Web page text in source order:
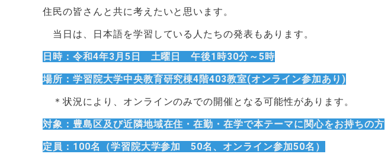
住民の皆さんと共に考えたいと思います。
当日は、日本語を学習している人たちの発表もあります。
日時：令和4年3月5日 土曜日 午後1時30分～5時
場所：学習院大学中央教育研究棟4階403教室(オンライン参加あり)
＊状況により、オンラインのみでの開催となる可能性があります。
対象：豊島区及び近隣地域在住・在勤・在学で本テーマに関心をお持ちの方
定員：100名（学習院大学参加 50名、オンライン参加50名）